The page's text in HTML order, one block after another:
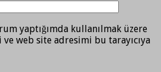
yaptığımda kullanılmak üzere
ve web site adresimi bu tarayıcıya